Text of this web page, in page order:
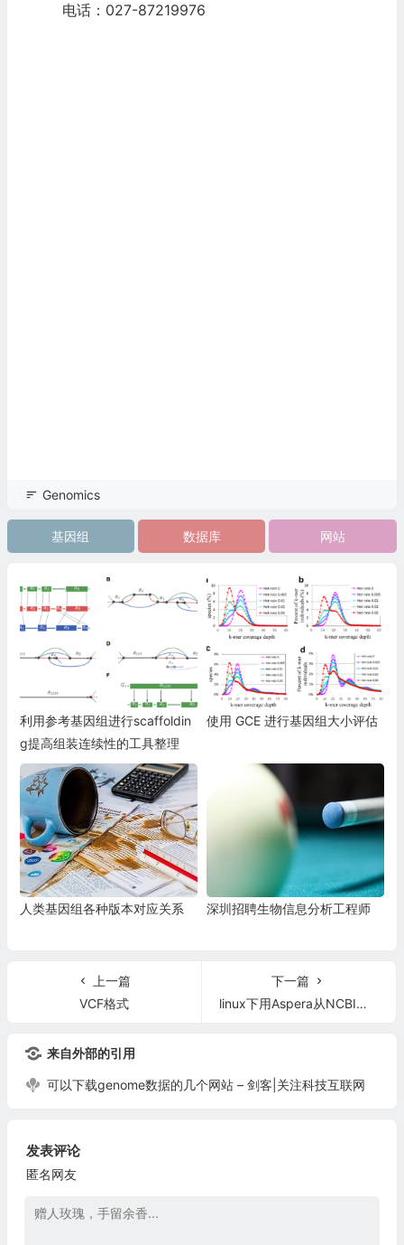
电话：027-87219976
Genomics
基因组 数据库 网站
利用参考基因组进行scaffoldin
g提高组装连续性的工具整理
使用 GCE 进行基因组大小评估
人类基因组各种版本对应关系 深圳招聘生物信息分析工程师
上一篇
VCF格式
下一篇
linux下用Aspera从NCBI上下载SRA格式宏基因组数据
来自外部的引用
可以下载genome数据的几个网站 – 剑客|关注科技互联网
发表评论
匿名网友